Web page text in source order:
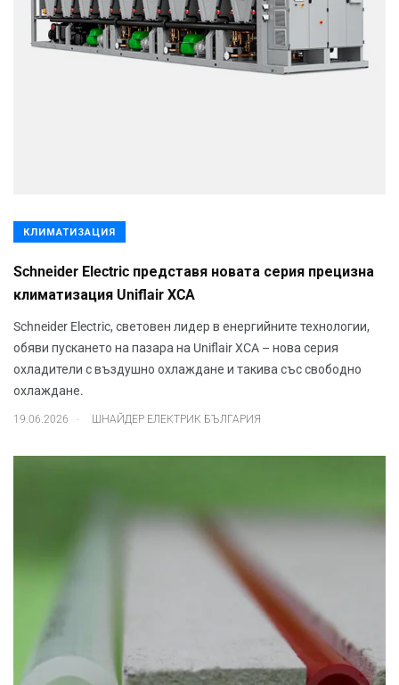
КЛИМАТИЗАЦИЯ
Schneider Electric представя новата серия прецизна
климатизация Uniflair XCA
Schneider Electric, световен лидер в енергийните технологии,
обяви пускането на пазара на Uniflair XCA – нова серия
охладители с въздушно охлаждане и такива със свободно
охлаждане.
19.06.2026 . ШНАЙДЕР ЕЛЕКТРИК БЪЛГАРИЯ